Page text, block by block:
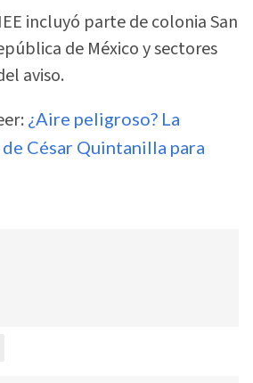
incluyó parte de colonia San
de México y sectores
aviso.
¿Aire peligroso? La
César Quintanilla para